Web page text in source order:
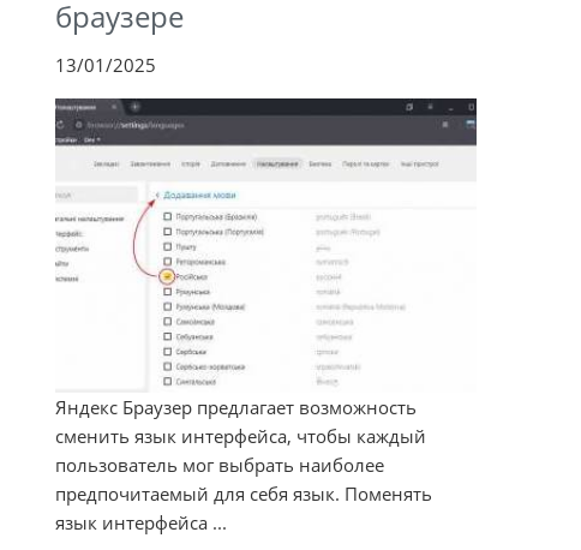
браузере
13/01/2025
Яндекс Браузер предлагает возможность
сменить язык интерфейса, чтобы каждый
пользователь мог выбрать наиболее
предпочитаемый для себя язык. Поменять
язык интерфейса ...